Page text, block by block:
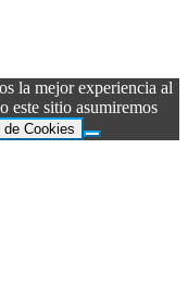
la mejor experiencia al
este sitio asumiremos
de Cookies